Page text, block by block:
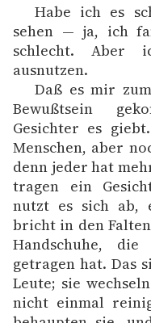
Habe ich es
sehen — ja, ich
schlecht. Aber
ausnutzen.
Daß es mir
Bewußtsein
Gesichter es
Menschen, aber
denn jeder hat
tragen ein
nutzt es sich ab,
bricht in den
Handschuhe,
getragen hat. Das
Leute; sie
nicht einmal